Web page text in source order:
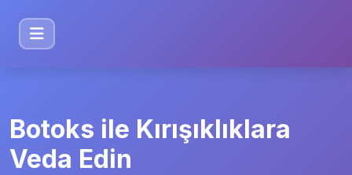
Botoks ile Kırışıklıklara
Veda Edin